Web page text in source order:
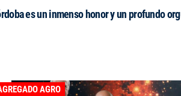
es un inmenso honor y un profundo
AGRO